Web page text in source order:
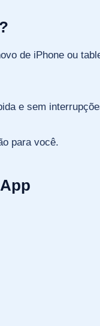
de iPhone ou
e sem
para você.